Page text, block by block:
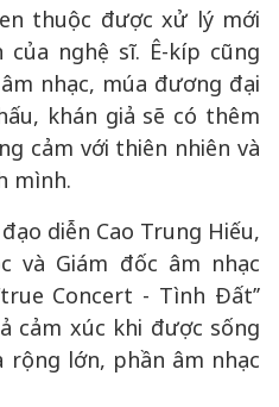
thuộc được xử lý mới
nghệ sĩ. Ê-kíp cũng
nhạc, múa đương đại
khán giả sẽ có thêm
cảm với thiên nhiên và
mình.
diễn Cao Trung Hiếu,
và Giám đốc âm nhạc
Concert - Tình Đất’’
cảm xúc khi được sống
rộng lớn, phần âm nhạc